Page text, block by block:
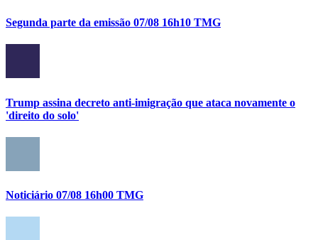
Segunda parte da emissão 07/08 16h10 TMG
Trump assina decreto anti-imigração que ataca novamente o
'direito do solo'
Noticiário 07/08 16h00 TMG